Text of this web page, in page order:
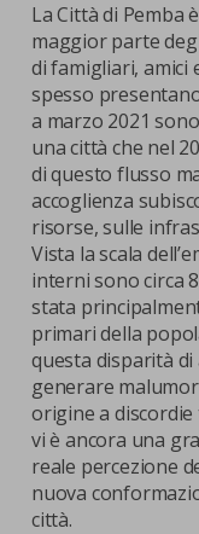
La Città di Pemba
maggior parte
di famigliari, amici
spesso
a marzo 2021
una città che nel
di questo flusso
accoglienza
risorse, sulle
Vista la scala
interni sono circa
stata
primari della
questa disparità
generare
origine a
vi è ancora una
reale percezione
nuova
città.